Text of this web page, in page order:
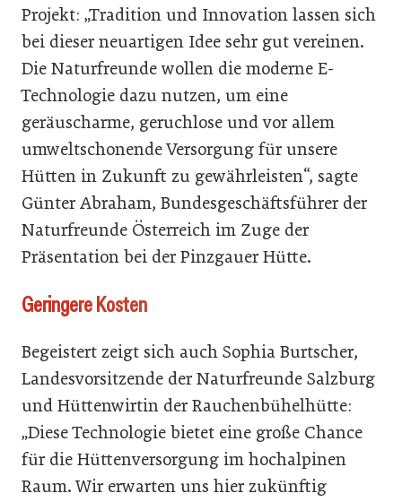
Projekt: „Tradition und Innovation lassen sich
bei dieser neuartigen Idee sehr gut vereinen.
Die Naturfreunde wollen die moderne E-
Technologie dazu nutzen, um eine
geräuscharme, geruchlose und vor allem
umweltschonende Versorgung für unsere
Hütten in Zukunft zu gewährleisten“, sagte
Günter Abraham, Bundesgeschäftsführer der
Naturfreunde Österreich im Zuge der
Präsentation bei der Pinzgauer Hütte.
Geringere Kosten
Begeistert zeigt sich auch Sophia Burtscher,
Landesvorsitzende der Naturfreunde Salzburg
und Hüttenwirtin der Rauchenbühelhütte:
„Diese Technologie bietet eine große Chance
für die Hüttenversorgung im hochalpinen
Raum. Wir erwarten uns hier zukünftig